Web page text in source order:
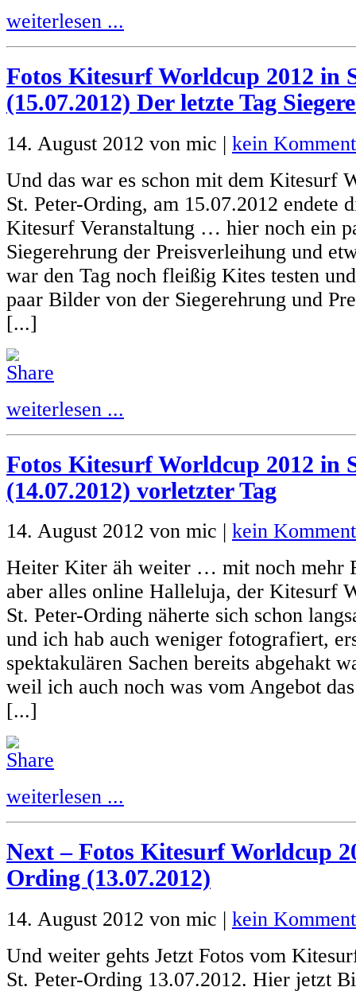
weiterlesen ...
Fotos Kitesurf Worldcup 2012 in
(15.07.2012) Der letzte Tag
14. August 2012 von mic | kein
Und das war es schon mit dem Kitesurf
St. Peter-Ording, am 15.07.2012 endete
Kitesurf Veranstaltung … hier noch ein
Siegerehrung der Preisverleihung und
war den Tag noch fleißig Kites testen
paar Bilder von der Siegerehrung und
[...]
weiterlesen ...
Fotos Kitesurf Worldcup 2012 in
(14.07.2012) vorletzter Tag
14. August 2012 von mic | kein
Heiter Kiter äh weiter … mit noch mehr
aber alles online Halleluja, der Kitesurf
St. Peter-Ording näherte sich schon
und ich hab auch weniger fotografiert,
spektakulären Sachen bereits abgehakt
weil ich auch noch was vom Angebot
[...]
weiterlesen ...
Next – Fotos Kitesurf Worldcup
Ording (13.07.2012)
14. August 2012 von mic | kein
Und weiter gehts Jetzt Fotos vom
St. Peter-Ording 13.07.2012. Hier jetzt